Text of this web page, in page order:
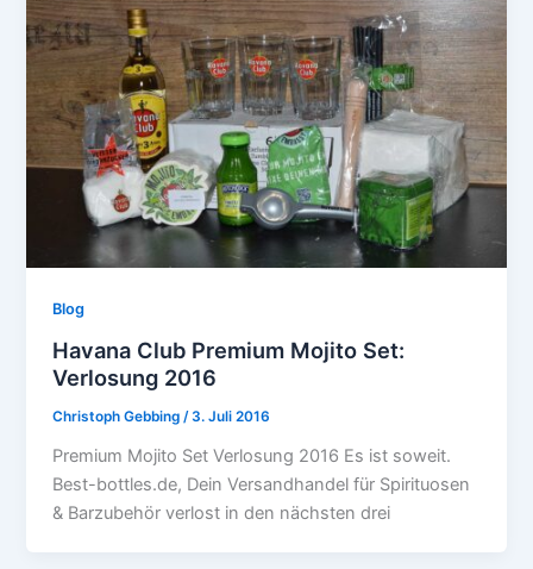
Blog
Havana Club Premium Mojito Set:
Verlosung 2016
Christoph Gebbing /3. Juli 2016
Premium Mojito Set Verlosung 2016 Es ist soweit.
Best-bottles.de, Dein Versandhandel für Spirituosen
& Barzubehör verlost in den nächsten drei